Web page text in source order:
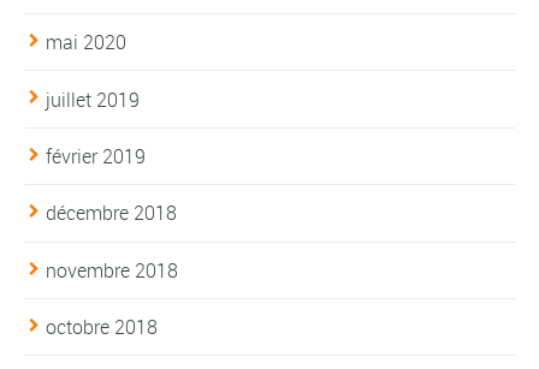
mai 2020
juillet 2019
février 2019
décembre 2018
novembre 2018
octobre 2018